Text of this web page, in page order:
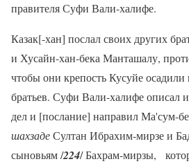
правителя Суфи Вали-халифе.
Казак[-хан] послал своих других
и Хусайн-хан-бека Манташалу,
чтобы они крепость Кусуйе осадили
братьев. Суфи Вали-халифе описал
дел и [послание] направил Ма'сум-
шахзадеСултан Ибрахим-мирзе и
сыновьям /224/ Бахрам-мирзы,